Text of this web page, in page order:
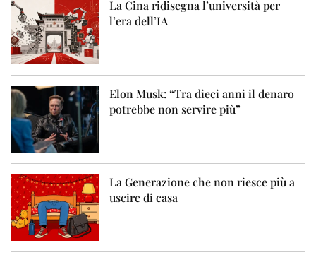
La Cina ridisegna l’università per
l’era dell’IA
Elon Musk: “Tra dieci anni il denaro
potrebbe non servire più”
La Generazione che non riesce più a
uscire di casa